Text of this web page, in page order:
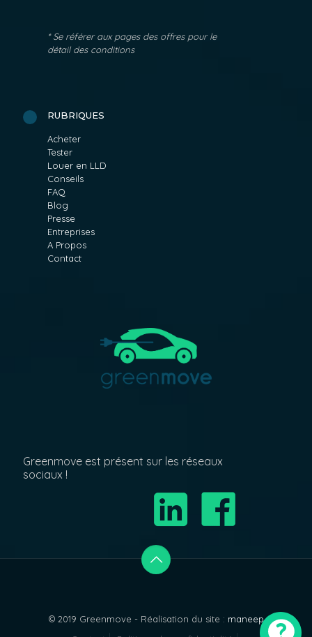
* Se référer aux pages des offres pour le
détail des conditions
RUBRIQUES
Acheter
Tester
Louer en LLD
Conseils
FAQ
Blog
Presse
Entreprises
A Propos
Contact
Greenmove est présent sur les réseaux
sociaux !
© 2019 Greenmove - Réalisation du site : maneep